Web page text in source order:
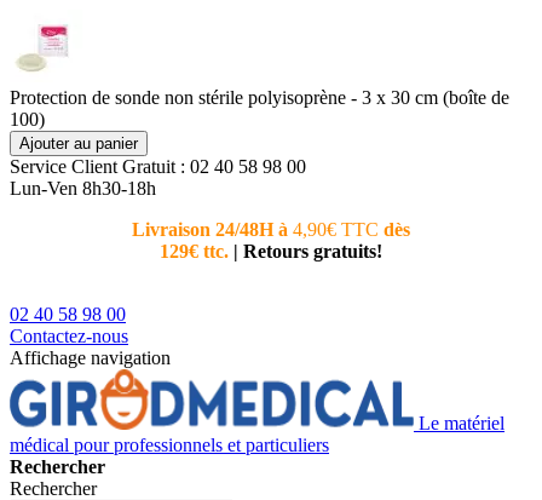
Protection de sonde non stérile polyisoprène - 3 x 30 cm (boîte de
100)
Ajouter au panier
Service Client Gratuit : 02 40 58 98 00
Lun-Ven 8h30-18h
Livraison 24/48H à 4,90€ TTC dès
129€ ttc. | Retours gratuits!
02 40 58 98 00
Contactez-nous
Affichage navigation
Le matériel
médical pour professionnels et particuliers
Rechercher
Rechercher